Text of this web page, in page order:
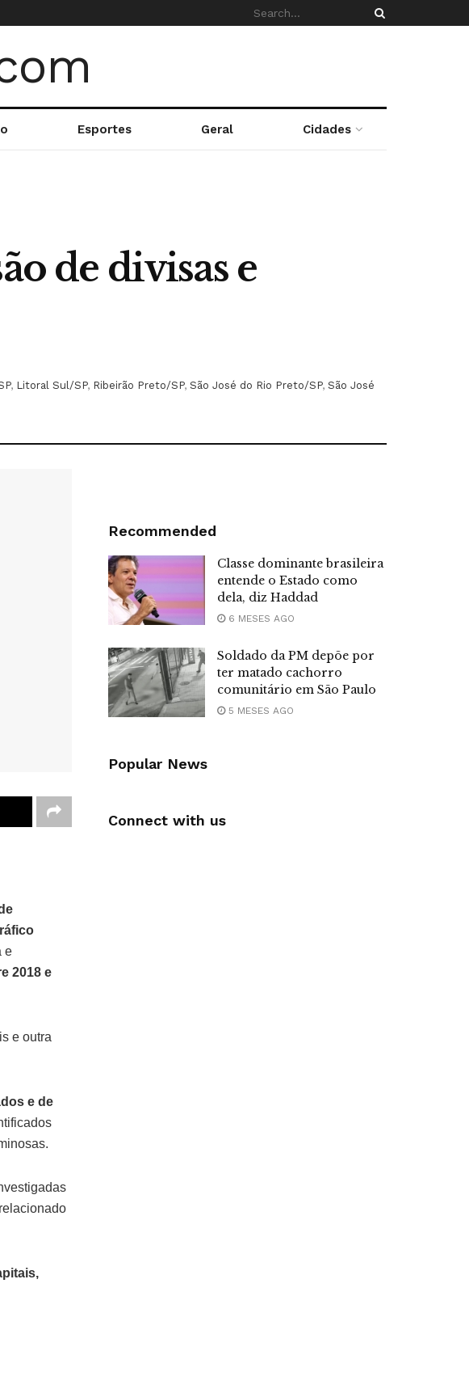
Esportes Geral Cidades
de divisas e
, Litoral Sul/SP, Ribeirão Preto/SP, São José do Rio Preto/SP, São José
e
2018 e
e outra
e de
Recommended
Classe dominante brasileira
entende o Estado como
dela, diz Haddad
6 MESES AGO
Soldado da PM depõe por
ter matado cachorro
comunitário em São Paulo
5 MESES AGO
Popular News
Connect with us